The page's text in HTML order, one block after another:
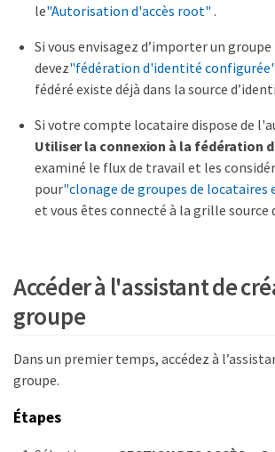
le"Autorisation d'accès root" .
Si vous envisagez d’importer un groupe
devez"fédération d'identité configurée"
fédéré existe déjà dans la source
Si votre compte locataire dispose de
Utiliser la connexion à la fédération
examiné le flux de travail et les
pour"clonage de groupes de
et vous êtes connecté à la grille source
Accéder à l'assistant de
groupe
Dans un premier temps, accédez à
groupe.
Étapes